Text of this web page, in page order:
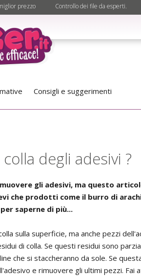
prezzo Controllo dei file da esperti.
Consigli e suggerimenti
degli adesivi ?
gli adesivi, ma questo
che prodotti come il burro di
saperne di più...
sulla superficie, ma anche pezzi
di colla. Se questi residui sono
che si staccheranno da sole. Se
e rimuovere gli ultimi pezzi. Fai